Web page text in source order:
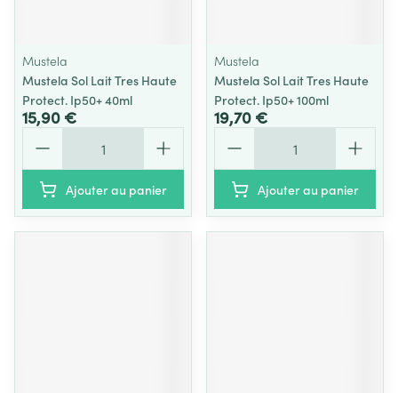
Mustela
Mustela Sol Lait Tres Haute
Protect. Ip50+ 40ml
15,90 €
Ajouter au panier
Mustela
Mustela Sol Lait Tres Haute
Protect. Ip50+ 100ml
19,70 €
Ajouter au panier